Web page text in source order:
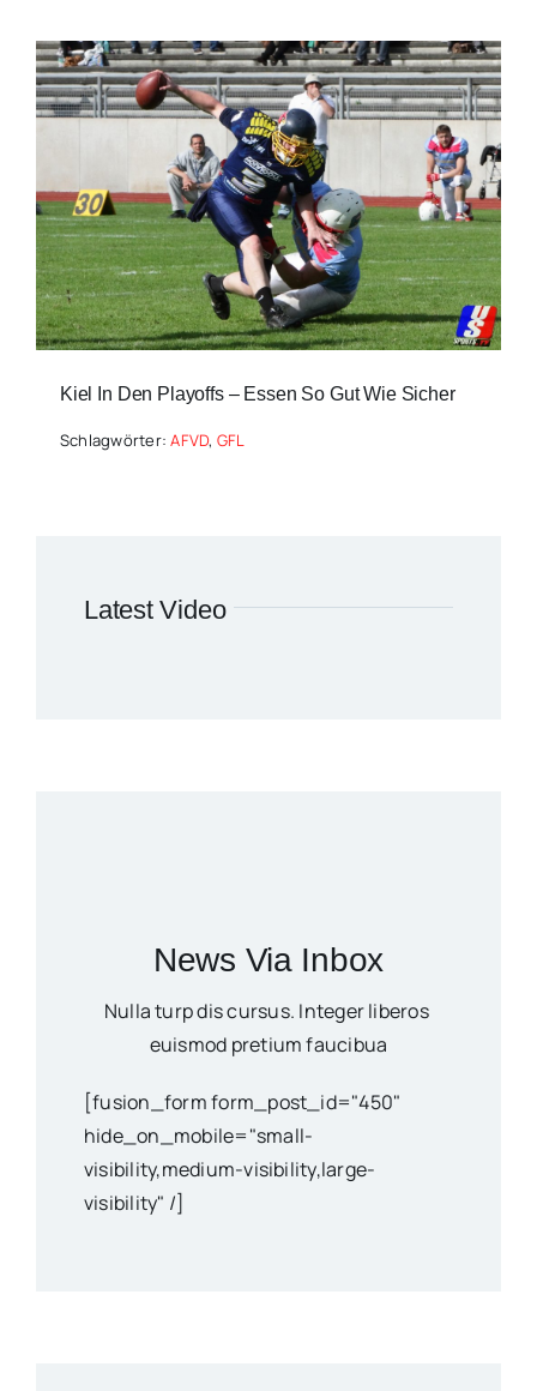
Kiel In Den Playoffs – Essen So Gut Wie Sicher
Schlagwörter:AFVD, GFL
Latest Video
News Via Inbox
Nulla turp dis cursus. Integer liberos
euismod pretium faucibua
[fusion_form form_post_id="450"
hide_on_mobile="small-
visibility,medium-visibility,large-
visibility" /]